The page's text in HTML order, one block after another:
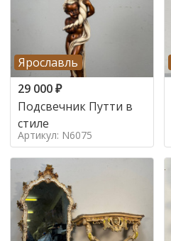
Ярославль
29 000₽
Подсвечник Путти в
стиле
Артикул: N6075